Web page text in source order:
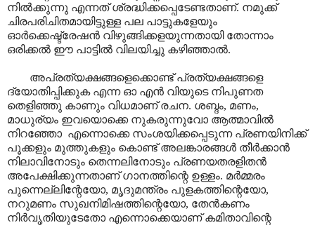
നിൽക്കുന്നു എന്നത് ശ്രദ്ധിക്കപ്പെടേണ്ടതാണ്. നമുക്ക്
ചിരപരിചിതമായിട്ടുള്ള പല പാട്ടുകളേയും
ഓർക്കെഷ്ട്രേഷൻ വിഴുങ്ങിക്കളയുന്നതായി തോന്നാം
ഒരിക്കൽ ഈ പാട്ടിൽ വിലയിച്ചു കഴിഞ്ഞാൽ.
അപ്രത്യക്ഷങ്ങളെക്കൊണ്ട് പ്രത്യക്ഷങ്ങളെ
ദ്യോതിപ്പിക്കുക എന്ന ഓ എൻ വിയുടെ നിപുണത
തെളിഞ്ഞു കാണും വിധമാണ് രചന. ശബ്ദം, മണം,
മാധുര്യം ഇവയൊക്കെ നുകരുന്നുവോ ആത്മാവിൽ
നിറഞ്ഞോ എന്നൊക്കെ സംശയിക്കപ്പെടുന്ന പ്രണയിനിക്ക്
പൂക്കളും മുത്തുകളും കൊണ്ട് അലങ്കാരങ്ങൾ തീർക്കാൻ
നിലാവിനോടും തെന്നലിനോടും പ്രണയതരളിതൻ
അപേക്ഷിക്കുന്നതാണ് ഗാനത്തിന്റെ ഉള്ളം. മർമ്മരം
പുന്നെല്ലിന്റേയോ, മൃദുമന്ത്രം പുളകത്തിന്റെയോ,
നറുമണം സുഖനിമിഷത്തിന്റെയോ, തേൻകണം
നിർവൃതിയുടേതോ എന്നൊക്കെയാണ് കമിതാവിന്റെ